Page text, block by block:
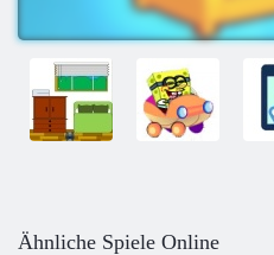
Ähnliche Spiele Online